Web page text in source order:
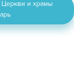
Церкви и храмы